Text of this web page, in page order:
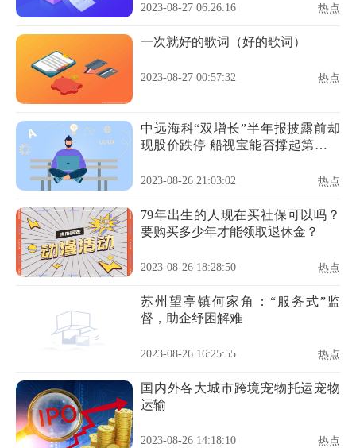
2023-08-27 06:26:16 热点
一次就好的歌词（好的歌词）
2023-08-27 00:57:32 热点
中远海科“双增长”半年报披露前却
现股价跌停 船视宝能否撑起第二增
2023-08-26 21:03:02 热点
79年出生的人现在买社保可以吗？
要购买多少年才能领取退休金？
2023-08-26 18:28:50 热点
苏州望亭镇何家角：“服务式”监
督，助企纾困解难
2023-08-26 16:25:55 热点
国内外各大城市跨境宠物托运宠物
运输
2023-08-26 14:18:10 热点